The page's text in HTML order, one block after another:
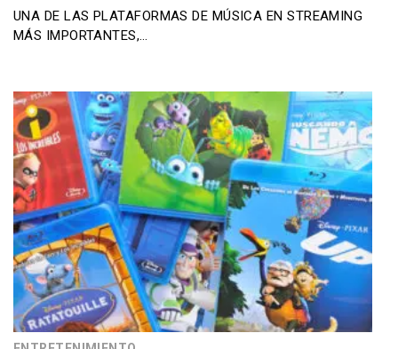
UNA DE LAS PLATAFORMAS DE MÚSICA EN STREAMING
MÁS IMPORTANTES,…